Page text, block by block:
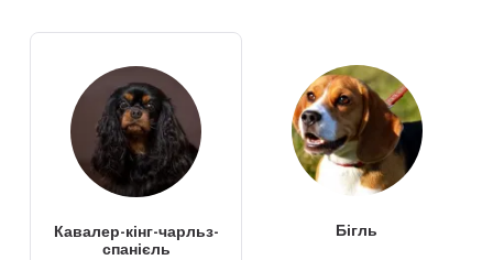
Кавалер-кінг-чарльз-
спанієль
Бігль